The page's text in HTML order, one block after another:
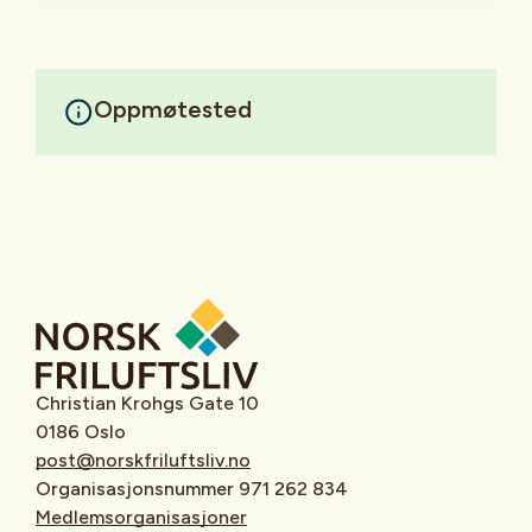
Oppmøtested
Christian Krohgs Gate 10
0186 Oslo
post@norskfriluftsliv.no
Organisasjonsnummer 971 262 834
Medlemsorganisasjoner